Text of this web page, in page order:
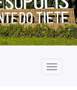
Toggle